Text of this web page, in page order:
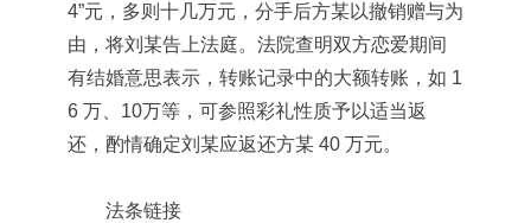
4”元，多则十几万元，分手后方某以撤销赠与为
由，将刘某告上法庭。法院查明双方恋爱期间
有结婚意思表示，转账记录中的大额转账，如 1
6 万、10万等，可参照彩礼性质予以适当返
还，酌情确定刘某应返还方某 40 万元。
法条链接